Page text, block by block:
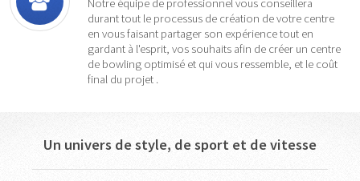
Notre équipe de professionnel vous conseillera
durant tout le processus de création de votre centre
en vous faisant partager son expérience tout en
gardant à l'esprit, vos souhaits afin de créer un centre
de bowling optimisé et qui vous ressemble, et le coût
final du projet .
Un univers de style, de sport et de vitesse